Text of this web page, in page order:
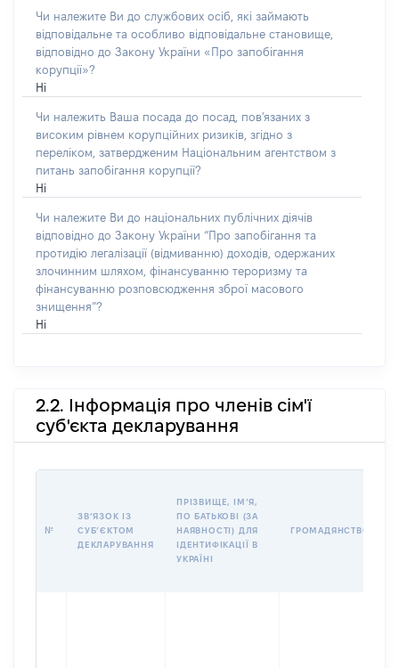
Чи належите Ви до службових осіб, які займають
відповідальне та особливо відповідальне становище,
відповідно до Закону України «Про запобігання
корупції»?
Ні
Чи належить Ваша посада до посад, пов'язаних з
високим рівнем корупційних ризиків, згідно з
переліком, затвердженим Національним агентством з
питань запобігання корупції?
Ні
Чи належите Ви до національних публічних діячів
відповідно до Закону України “Про запобігання та
протидію легалізації (відмиванню) доходів, одержаних
злочинним шляхом, фінансуванню тероризму та
фінансуванню розповсюдження зброї масового
знищення”?
Ні
2.2. Інформація про членів сім'ї
суб'єкта декларування
№
ЗВʼЯЗОК ІЗ
СУБʼЄКТОМ
ДЕКЛАРУВАННЯ
ПРІЗВИЩЕ, ІМʼЯ,
ПО БАТЬКОВІ (ЗА
НАЯВНОСТІ) ДЛЯ
ІДЕНТИФІКАЦІЇ В
УКРАЇНІ
ГРОМАДЯНСТВО